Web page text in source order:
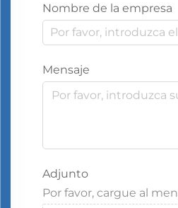
Nombre de la empresa
Mensaje
Adjunto
Por favor, cargue al